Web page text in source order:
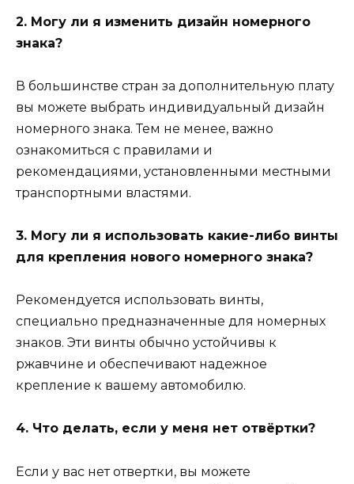
2. Могу ли я изменить дизайн номерного
знака?
В большинстве стран за дополнительную плату
вы можете выбрать индивидуальный дизайн
номерного знака. Тем не менее, важно
ознакомиться с правилами и
рекомендациями, установленными местными
транспортными властями.
3. Могу ли я использовать какие-либо винты
для крепления нового номерного знака?
Рекомендуется использовать винты,
специально предназначенные для номерных
знаков. Эти винты обычно устойчивы к
ржавчине и обеспечивают надежное
крепление к вашему автомобилю.
4. Что делать, если у меня нет отвёртки?
Если у вас нет отвертки, вы можете